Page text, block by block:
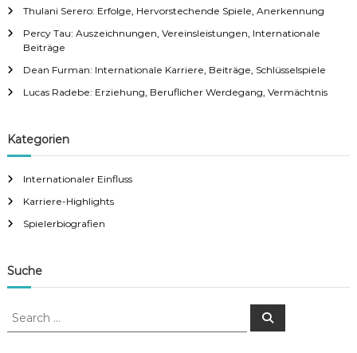
Thulani Serero: Erfolge, Hervorstechende Spiele, Anerkennung
Percy Tau: Auszeichnungen, Vereinsleistungen, Internationale
Beiträge
Dean Furman: Internationale Karriere, Beiträge, Schlüsselspiele
Lucas Radebe: Erziehung, Beruflicher Werdegang, Vermächtnis
Kategorien
Internationaler Einfluss
Karriere-Highlights
Spielerbiografien
Suche
S
S